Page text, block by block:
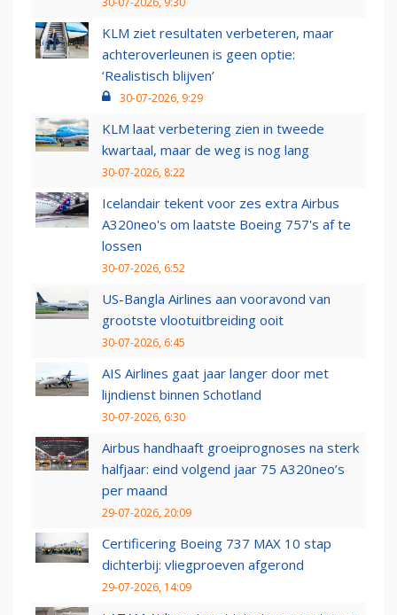
KLM ziet resultaten verbeteren, maar
achteroverleunen is geen optie:
‘Realistisch blijven’
30-07-2026, 9:29
KLM laat verbetering zien in tweede
kwartaal, maar de weg is nog lang
30-07-2026, 8:22
Icelandair tekent voor zes extra Airbus
A320neo's om laatste Boeing 757's af te
lossen
30-07-2026, 6:52
US-Bangla Airlines aan vooravond van
grootste vlootuitbreiding ooit
30-07-2026, 6:45
AIS Airlines gaat jaar langer door met
lijndienst binnen Schotland
30-07-2026, 6:30
Airbus handhaaft groeiprognoses na sterk
halfjaar: eind volgend jaar 75 A320neo’s
per maand
29-07-2026, 20:09
Certificering Boeing 737 MAX 10 stap
dichterbij: vliegproeven afgerond
29-07-2026, 14:09